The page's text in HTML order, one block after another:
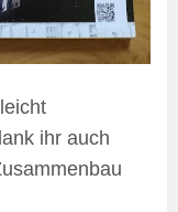
ihr auch